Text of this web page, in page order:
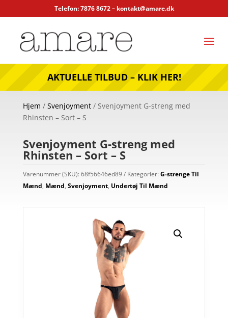
Telefon: 7876 8672 – kontakt@amare.dk
AKTUELLE TILBUD – KLIK HER!
Hjem / Svenjoyment/ Svenjoyment G-streng med
Rhinsten – Sort – S
Svenjoyment G-streng med
Rhinsten – Sort – S
Varenummer (SKU): 68f56646ed89 Kategorier: G-strenge Til
Mænd, Mænd, Svenjoyment, Undertøj Til Mænd